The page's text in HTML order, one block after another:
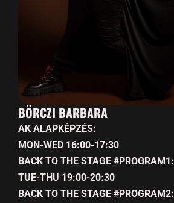
BÖRCZI BARBARA
AK ALAPKÉPZÉS:
MON-WED 16:00-17:30
BACK TO THE STAGE #PROGRAM1:
TUE-THU 19:00-20:30
BACK TO THE STAGE #PROGRAM2: